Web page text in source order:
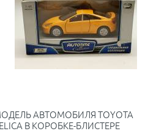
АВТОМОБИЛЯ TOYOTA
В КОРОБКЕ-БЛИСТЕРЕ